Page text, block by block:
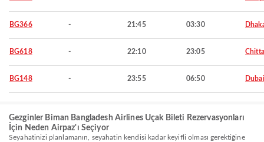
BG366 - 21:45 03:30
BG618 - 22:10 23:05
BG148 - 23:55 06:50 Dubai
Gezginler Biman Bangladesh Airlines Uçak Bileti Rezervasyonları
İçin Neden Airpaz'ı Seçiyor
Seyahatinizi planlamanın, seyahatin kendisi kadar keyifli olması gerektiğine